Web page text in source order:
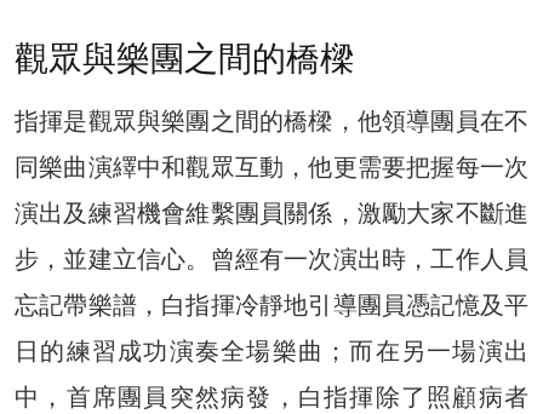
觀眾與樂團之間的橋樑
指揮是觀眾與樂團之間的橋樑，他領導團員在不
同樂曲演繹中和觀眾互動，他更需要把握每一次
演出及練習機會維繫團員關係，激勵大家不斷進
步，並建立信心。曾經有一次演出時，工作人員
忘記帶樂譜，白指揮冷靜地引導團員憑記憶及平
日的練習成功演奏全場樂曲；而在另一場演出
中，首席團員突然病發，白指揮除了照顧病者